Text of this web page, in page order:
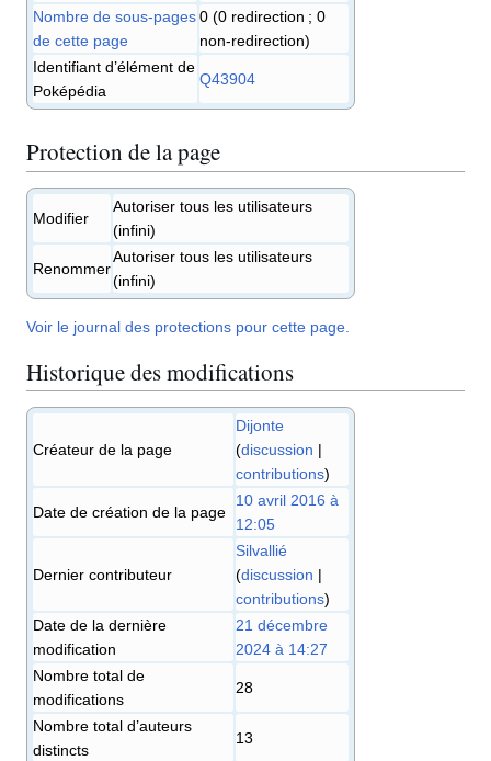
Nombre de sous-pages
de cette page
0 (0 redirection ; 0
non-redirection)
Identifiant d’élément de
Poképédia
Q43904
Protection de la page
Modifier
Autoriser tous les utilisateurs
(infini)
Renommer
Autoriser tous les utilisateurs
(infini)
Voir le journal des protections pour cette page.
Historique des modifications
Créateur de la page
Dijonte
(discussion |
contributions)
Date de création de la page
10 avril 2016 à
12:05
Dernier contributeur
Silvallié
(discussion |
contributions)
Date de la dernière
modification
21 décembre
2024 à 14:27
Nombre total de
modifications
28
Nombre total d’auteurs
distincts
13